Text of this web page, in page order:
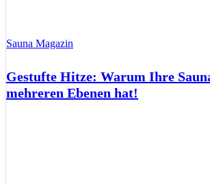
Sauna Magazin
Gestufte Hitze: Warum Ihre
mehreren Ebenen hat!